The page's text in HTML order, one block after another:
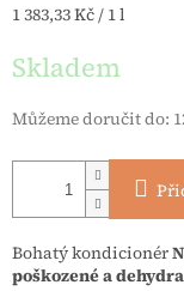
Měrná cena:
1 383,33 Kč / 1 l
Skladem
Můžeme doručit do:
Bohatý kondicionér
poškozené a